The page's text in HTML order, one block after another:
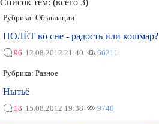
Список тем: (всего 3)
Рубрика: Об авиации
ПОЛЁТ во сне - радость или кошмар?
96 12.08.2012 21:40 66211
Рубрика: Разное
Нытьё
18 15.08.2012 19:38 9740